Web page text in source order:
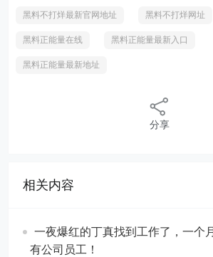
黑料不打烊最新官网地址 黑料不打烊网址
黑料正能量在线 黑料正能量最新入口
黑料正能量最新地址
分享
相关内容
一夜爆红的丁真找到工作了，一个
有公司员工！